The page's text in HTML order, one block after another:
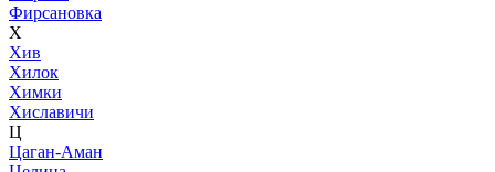
Фирсановка
Х
Хив
Хилок
Химки
Хиславичи
Ц
Цаган-Аман